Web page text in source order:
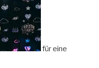
für eine